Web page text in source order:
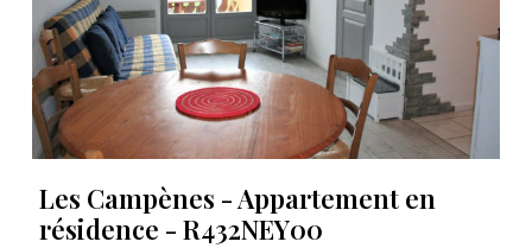
Les Campènes - Appartement en
résidence - R432NEY00